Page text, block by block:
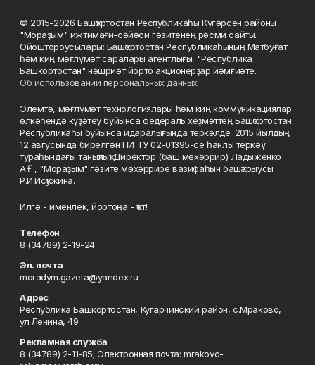
© 2015-2026 Башҡортостан Республикаһы Күгәрсен районы
"Мораҙым" ижтимағи-сәйәси гәзитенең рәсми сайты.
Ойоштороусылары: Башҡортостан Республикаһының Матбуғат
һәм киң мәғлүмәт саралары агентлығы, "Республика
Башкортостан" нәшриәт йорто акционерҙар йәмғиәте.
Об использовании персональных данных
Элемтә, мәғлүмәт технологиялары һәм киң коммуникациялар
өлкәһендә күҙәтеү буйынса федераль хеҙмәттең Башҡортостан
Республикаһы буйынса идаралығында теркәлде. 2015 йылдың
12 авгусында бирелгән ПИ ТУ 02-01395-се һанлы теркәү
тураһындағы таныҡлыҡ. Директор (баш мөхәррир) Ладыженко
А.Ғ., "Мораҙым" гәзите мөхәррире вазифаһын башҡарыусы
Р.И.Исҡужина.
Илгә - именлек, йортоңа - ҡот!
Телефон
8 (34789) 2-19-24
Эл. почта
moradym.gazeta@yandex.ru
Адрес
Республика Башкортостан, Кугарчинский район, с.Мраково,
ул.Ленина, 49
Рекламная служба
8 (34789) 2-11-85; Электронная почта: mrakovo-